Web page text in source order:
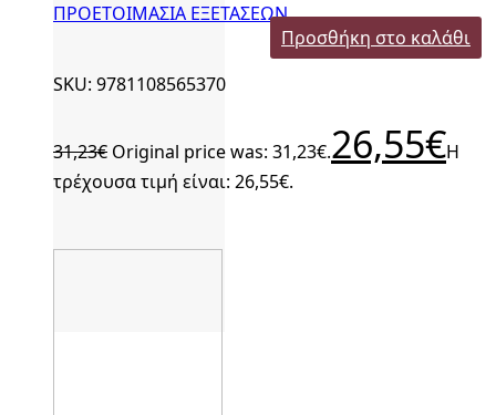
ΠΡΟΕΤΟΙΜΑΣΙΑ ΕΞΕΤΑΣΕΩΝ
Προσθήκη στο καλάθι
SKU: 9781108565370
31,23€ Original price was: 31,23€.26,55€Η
τρέχουσα τιμή είναι: 26,55€.